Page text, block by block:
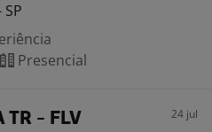
Presencial
TR - FLV 24 jul